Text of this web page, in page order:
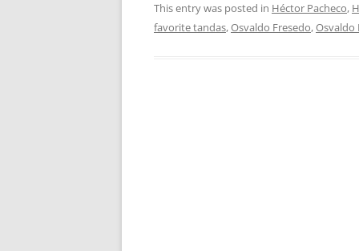
This entry was posted in Héctor Pacheco,
favorite tandas,Osvaldo Fresedo,Osvaldo